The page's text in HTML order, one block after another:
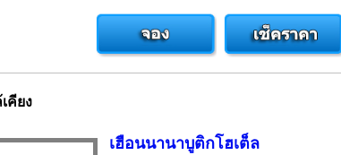
คียง
เฮือนนานาบูติกโฮเต็ล